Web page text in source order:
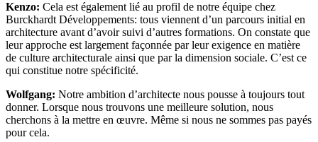
Kenzo: Cela est également lié au profil de notre équipe chez
Burckhardt Développements: tous viennent d’un parcours initial en
architecture avant d’avoir suivi d’autres formations. On constate que
leur approche est largement façonnée par leur exigence en matière
de culture architecturale ainsi que par la dimension sociale. C’est ce
qui constitue notre spécificité.
Wolfgang: Notre ambition d’architecte nous pousse à toujours tout
donner. Lorsque nous trouvons une meilleure solution, nous
cherchons à la mettre en œuvre. Même si nous ne sommes pas payés
pour cela.